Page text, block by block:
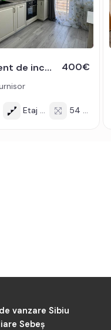
Apatament de inchiriat 2 camere decomandate balcon zona Turnisor Sibiu 400€
Etaj 2/4 54 mp
Sebeș